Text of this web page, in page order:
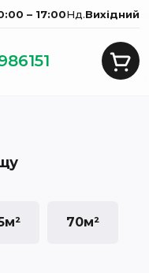
– 17:00Нд.Вихідний
70м²